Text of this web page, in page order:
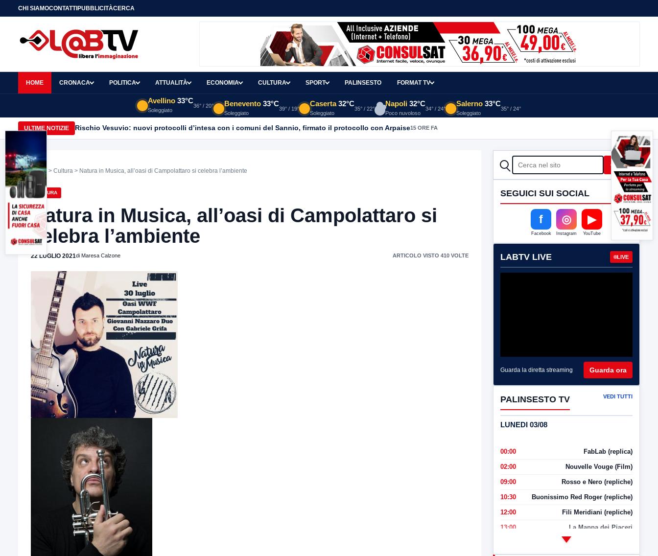
CHI SIAMOCONTATTIPUBBLICITÀCERCA
HOME CRONACA POLITICA ATTUALITÀ ECONOMIA CULTURA SPORT PALINSESTO FORMAT TV
Avellino 33°C
Soleggiato
36° / 20° Benevento 33°C
Soleggiato
39° / 19°
Caserta 32°C
Soleggiato
35° / 22°
Napoli 32°C
Poco nuvoloso
34° / 24°
Salerno 33°C
Soleggiato
35° / 24°
ULTIME NOTIZIE Rischio Vesuvio: nuovi protocolli d’intesa con i comuni del Sannio, firmato il protocollo con Arpaise15 ORE FA
Home > Cultura > Natura in Musica, all’oasi di Campolattaro si celebra l’ambiente
CULTURA
Natura in Musica, all’oasi di Campolattaro si
celebra l’ambiente
22 LUGLIO 2021di Maresa Calzone ARTICOLO VISTO 410 VOLTE
CERCA Cerca
SEGUICI SUI SOCIAL
f
Facebook
◎
Instagram
▶
YouTube
LABTV LIVE LIVE
Guarda la diretta streaming Guarda ora
PALINSESTO TV VEDI TUTTI
LUNEDI 03/08
00:00 FabLab (replica)
02:00 Nouvelle Vouge (Film)
09:00 Rosso e Nero (repliche)
10:30 Buonissimo Red Roger (repliche)
12:00 Fili Meridiani (repliche)
13:00 La Mappa dei Piaceri